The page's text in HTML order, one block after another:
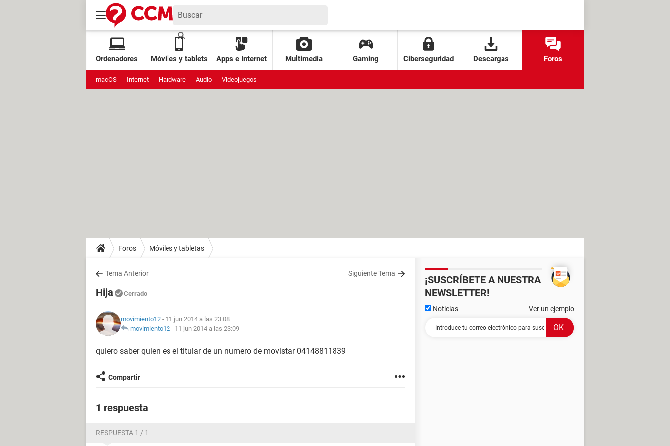
Ordenadores Móviles y tablets Apps e Internet Multimedia Gaming Ciberseguridad Descargas Foros
macOS Internet Hardware Audio Videojuegos
Foros Móviles y tabletas
Tema Anterior Siguiente Tema
Hija Cerrado
movimiento12 - 11 jun 2014 a las 23:08
movimiento12 - 11 jun 2014 a las 23:09
quiero saber quien es el titular de un numero de movistar 04148811839
Compartir
1 respuesta
RESPUESTA 1 / 1
¡SUSCRÍBETE A NUESTRA
NEWSLETTER!
Noticias Ver un ejemplo